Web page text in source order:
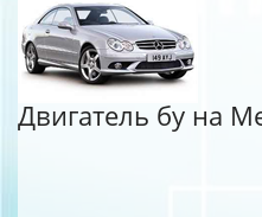
Двигатель бу на